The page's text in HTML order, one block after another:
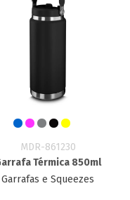
MDR-861230
Térmica 850ml
Garrafas e Squeezes